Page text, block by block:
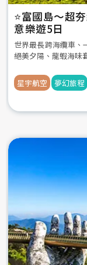
⭐️富國島～超
意樂遊5日
世界最長跨海纜車、
絕美夕陽、龍蝦海味
星宇航空 夢幻旅程